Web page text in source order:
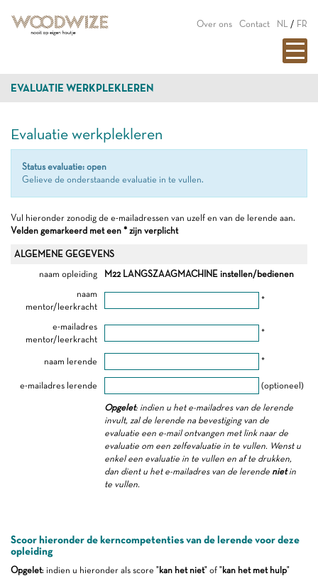
Over ons Contact NL / FR
EVALUATIE WERKPLEKLEREN
Evaluatie werkplekleren
Status evaluatie: open
Gelieve de onderstaande evaluatie in te vullen.
Vul hieronder zonodig de e-mailadressen van uzelf en van de lerende aan.
Velden gemarkeerd met een * zijn verplicht
ALGEMENE GEGEVENS
naam opleiding
M22 LANGSZAAGMACHINE instellen/bedienen
naam
mentor/leerkracht
*
e-mailadres
mentor/leerkracht
*
naam lerende *
e-mailadres lerende (optioneel)
Opgelet: indien u het e-mailadres van de lerende
invult, zal de lerende na bevestiging van de
evaluatie een e-mail ontvangen met link naar de
evaluatie om een zelfevaluatie in te vullen. Wenst u
enkel een evaluatie in te vullen en af te drukken,
dan dient u het e-mailadres van de lerende nietin
te vullen.
Scoor hieronder de kerncompetenties van de lerende voor deze
opleiding
Opgelet: indien u hieronder als score "kan het niet" of "kan het met hulp"